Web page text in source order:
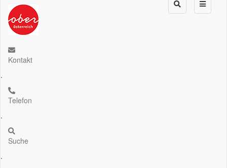
Kontakt
.
Telefon
.
Suche
.